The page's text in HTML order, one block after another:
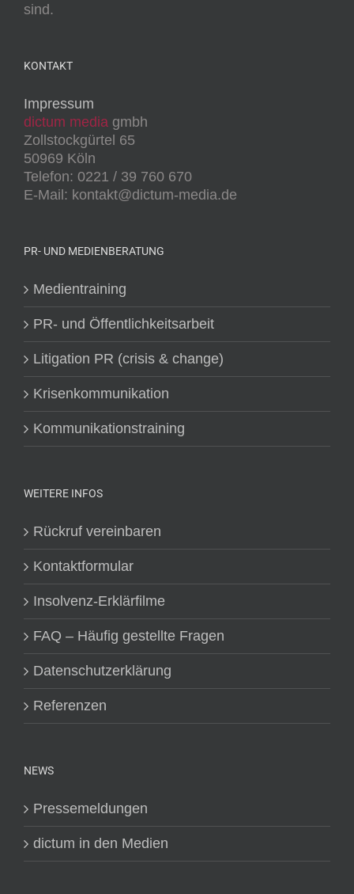
sind.
KONTAKT
Impressum
dictum media gmbh
Zollstockgürtel 65
50969 Köln
Telefon: 0221 / 39 760 670
E-Mail: kontakt@dictum-media.de
PR- UND MEDIENBERATUNG
Medientraining
PR- und Öffentlichkeitsarbeit
Litigation PR (crisis & change)
Krisenkommunikation
Kommunikationstraining
WEITERE INFOS
Rückruf vereinbaren
Kontaktformular
Insolvenz-Erklärfilme
FAQ – Häufig gestellte Fragen
Datenschutzerklärung
Referenzen
NEWS
Pressemeldungen
dictum in den Medien